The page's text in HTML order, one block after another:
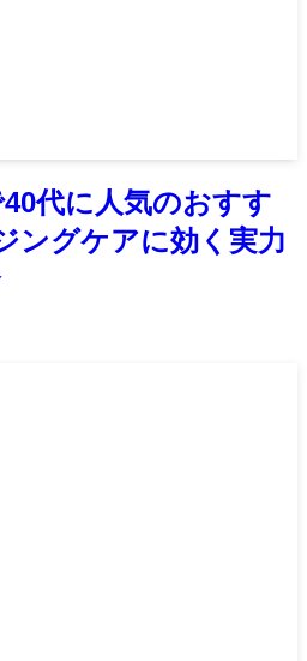
代に人気のおすす
ングケアに効く実力